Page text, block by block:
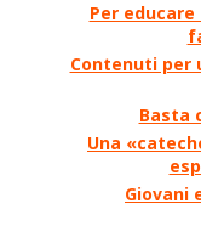
Per
Contenuti per
Basta
Una
Giovani